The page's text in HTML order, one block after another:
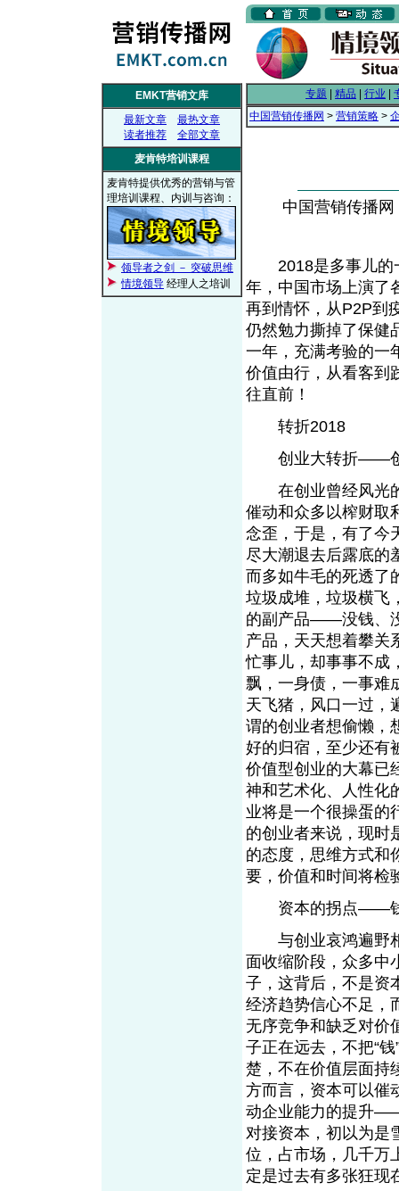
EMKT营销文库
最新文章
最热文章
读者推荐
全部文章
麦肯特培训课程
麦肯特提供优秀的营销与管
理培训课程、内训与咨询：
领导者之剑 － 突破思维
情境领导 经理人之培训
专题 精品 行业
中国营销传播网 > 营销策略 >
中国营销传播
2018是多事儿的
年，中国市场上演了
再到情怀，从P2P到
仍然勉力撕掉了保健
一年，充满考验的一
价值由行，从看客
往直前！
转折2018
创业大转折——创
在创业曾经风光的
催动和众多以榨财取
念歪，于是，有了今
尽大潮退去后露底的
而多如牛毛的死透了
垃圾成堆，垃圾横飞
的副产品——没钱、
产品，天天想着攀关
忙事儿，却事事不成
飘，一身债，一事难
天飞猪，风口一过，
谓的创业者想偷懒，
好的归宿，至少还有
价值型创业的大幕已
神和艺术化、人性化
业将是一个很操蛋的
的创业者来说，现时
的态度，思维方式和
要，价值和时间将
资本的拐点——
与创业哀鸿遍野相
面收缩阶段，众多中
子，这背后，不是资
经济趋势信心不足，
无序竞争和缺乏对价
子正在远去，不把“
楚，不在价值层面持
方而言，资本可以催
动企业能力的提升
对接资本，初以为是
位，占市场，几千万
定是过去有多张狂